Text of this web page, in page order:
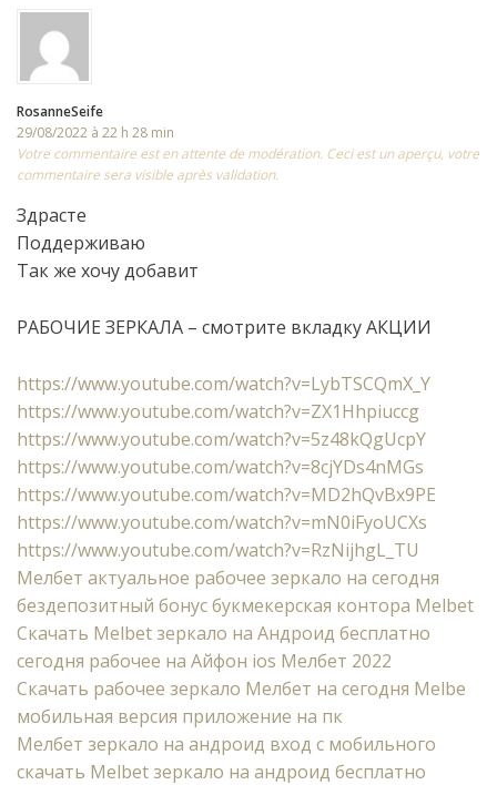
RosanneSeife
29/08/2022 à 22 h 28 min
Votre commentaire est en attente de modération. Ceci est un aperçu, votre
commentaire sera visible après validation.
Здрасте
Поддерживаю
Так же хочу добавит
РАБОЧИЕ ЗЕРКАЛА – смотрите вкладку АКЦИИ
https://www.youtube.com/watch?v=LybTSCQmX_Y
https://www.youtube.com/watch?v=ZX1Hhpiuccg
https://www.youtube.com/watch?v=5z48kQgUcpY
https://www.youtube.com/watch?v=8cjYDs4nMGs
https://www.youtube.com/watch?v=MD2hQvBx9PE
https://www.youtube.com/watch?v=mN0iFyoUCXs
https://www.youtube.com/watch?v=RzNijhgL_TU
Мелбет актуальное рабочее зеркало на сегодня
бездепозитный бонус букмекерская контора Melbet
Cкачать Melbet зеркало на Андроид бесплатно
сегодня рабочее на Айфон ios Мелбет 2022
Скачать рабочее зеркало Мелбет на сегодня Melbe
мобильная версия приложение на пк
Мелбет зеркало на андроид вход с мобильного
скачать Melbet зеркало на андроид бесплатно